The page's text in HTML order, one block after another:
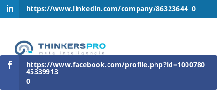
https://www.linkedin.com/company/86323644 0
https://www.facebook.com/profile.php?id=1000780
45339913
0